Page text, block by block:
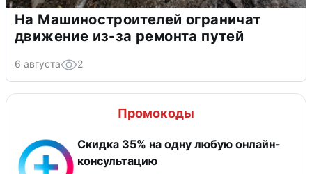
На Машиностроителей ограничат
движение из-за ремонта путей
6 августа 2
Промокоды
Скидка 35% на одну любую онлайн-
консультацию